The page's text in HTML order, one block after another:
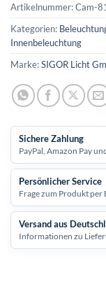
Artikelnummer:Cam-
Kategorien:
Innenbeleuchtung
Marke:SIGOR Licht
Sichere Zahlung
PayPal, Amazon Pay
Persönlicher Service
Frage zum Produkt per
Versand aus
Informationen zu